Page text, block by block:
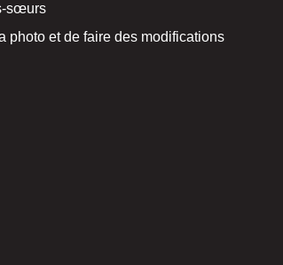
sœurs
photo et de faire des modifications